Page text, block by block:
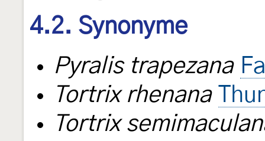
4.2. Synonyme
Pyralis trapezana
Tortrix rhenana
Tortrix